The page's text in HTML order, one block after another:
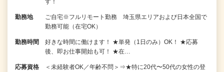
す！
勤務地
ご自宅※フルリモート勤務 埼玉県エリアおよび日本全国で
勤務可能（在宅OK）
勤務時間
好きな時間に働けます！ ★単発（1日のみ）OK！ ★応募
後、即お仕事開始も可！ ★在…
応募資格
＜未経験者OK／年齢不問＞⇒★特に20代〜50代の女性の登